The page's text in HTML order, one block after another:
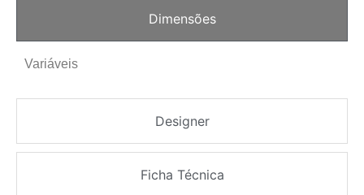
Dimensões
Designer
Ficha Técnica
Variáveis